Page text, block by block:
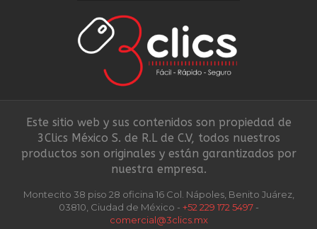
Este sitio web y sus contenidos son propiedad de
3Clics México S. de R.L de C.V, todos nuestros
productos son originales y están garantizados por
nuestra empresa.
Montecito 38 piso 28 oficina 16 Col. Nápoles, Benito Juárez,
03810, Ciudad de México - +52 229 172 5497-
comercial@3clics.mx